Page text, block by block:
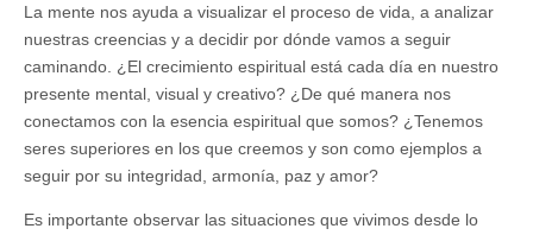
La mente nos ayuda a visualizar el proceso de vida, a analizar
nuestras creencias y a decidir por dónde vamos a seguir
caminando. ¿El crecimiento espiritual está cada día en nuestro
presente mental, visual y creativo? ¿De qué manera nos
conectamos con la esencia espiritual que somos? ¿Tenemos
seres superiores en los que creemos y son como ejemplos a
seguir por su integridad, armonía, paz y amor?
Es importante observar las situaciones que vivimos desde lo